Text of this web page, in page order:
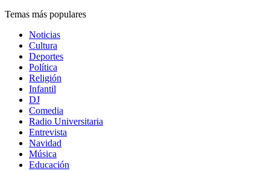
Temas más populares
Noticias
Cultura
Deportes
Política
Religión
Infantil
DJ
Comedia
Radio Universitaria
Entrevista
Navidad
Música
Educación